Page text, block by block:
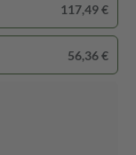
117,49 €
56,36 €